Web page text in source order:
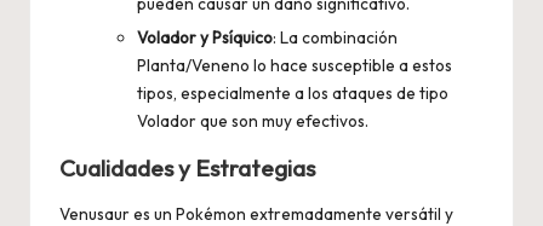
Volador y Psíquico: La combinación
Planta/Veneno lo hace susceptible a estos
tipos, especialmente a los ataques de tipo
Volador que son muy efectivos.
Cualidades y Estrategias
Venusaur es un Pokémon extremadamente versátil y